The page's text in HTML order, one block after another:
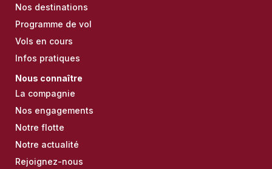
Nos destinations
Programme de vol
Vols en cours
Infos pratiques
Nous connaître
La compagnie
Nos engagements
Notre flotte
Notre actualité
Rejoignez-nous